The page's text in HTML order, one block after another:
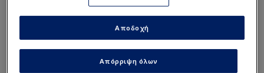
Τι γράφουν στο Μεξικό για το
Απόρριψη όλων
Αποδοχή